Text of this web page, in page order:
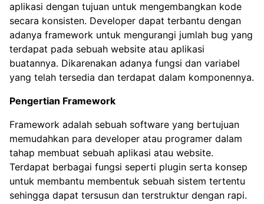
aplikasi dengan tujuan untuk mengembangkan kode
secara konsisten. Developer dapat terbantu dengan
adanya framework untuk mengurangi jumlah bug yang
terdapat pada sebuah website atau aplikasi
buatannya. Dikarenakan adanya fungsi dan variabel
yang telah tersedia dan terdapat dalam komponennya.
Pengertian Framework
Framework adalah sebuah software yang bertujuan
memudahkan para developer atau programer dalam
tahap membuat sebuah aplikasi atau website.
Terdapat berbagai fungsi seperti plugin serta konsep
untuk membantu membentuk sebuah sistem tertentu
sehingga dapat tersusun dan terstruktur dengan rapi.